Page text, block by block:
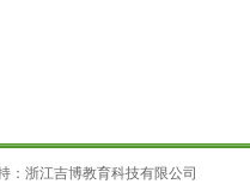
： 浙江吉博教育科技有限公司